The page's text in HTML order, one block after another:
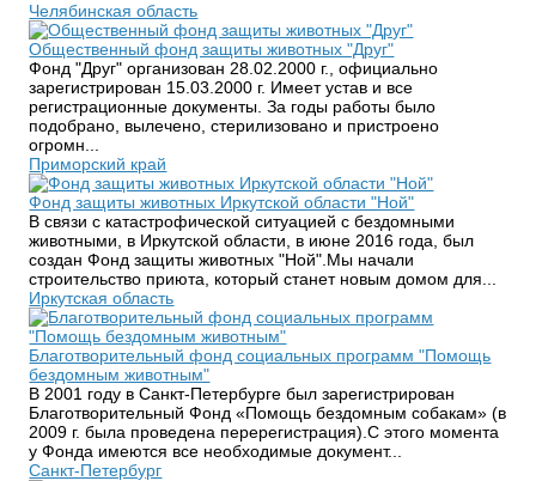
Челябинская область
Общественный фонд защиты животных "Друг"
Фонд "Друг" организован 28.02.2000 г., официально
зарегистрирован 15.03.2000 г. Имеет устав и все
регистрационные документы. За годы работы было
подобрано, вылечено, стерилизовано и пристроено
огромн...
Приморский край
Фонд защиты животных Иркутской области "Ной"
В связи с катастрофической ситуацией с бездомными
животными, в Иркутской области, в июне 2016 года, был
создан Фонд защиты животных "Ной".Мы начали
строительство приюта, который станет новым домом для...
Иркутская область
Благотворительный фонд социальных программ "Помощь
бездомным животным"
В 2001 году в Санкт-Петербурге был зарегистрирован
Благотворительный Фонд «Помощь бездомным собакам» (в
2009 г. была проведена перерегистрация).С этого момента
у Фонда имеются все необходимые документ...
Санкт-Петербург